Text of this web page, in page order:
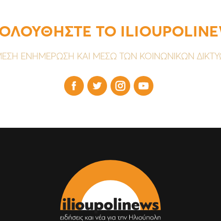
ΤΟ
ΕΝΗΜΕΡΩΣΗ ΚΑΙ ΜΕΣΩ ΤΩΝ ΚΟΙΝΩΝΙΚΩΝ
   